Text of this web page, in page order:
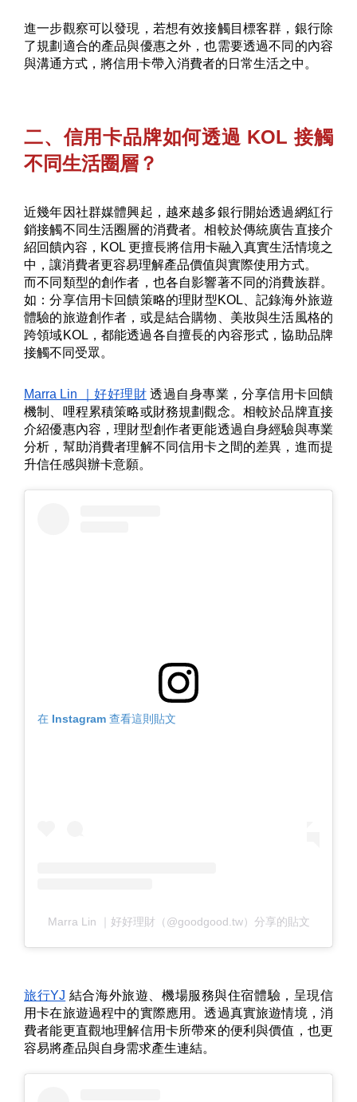
進一步觀察可以發現，若想有效接觸目標客群，銀行除
了規劃適合的產品與優惠之外，也需要透過不同的內容
與溝通方式，將信用卡帶入消費者的日常生活之中。
二、信用卡品牌如何透過 KOL 接觸
不同生活圈層？
近幾年因社群媒體興起，越來越多銀行開始透過網紅行
銷接觸不同生活圈層的消費者。相較於傳統廣告直接介
紹回饋內容，KOL 更擅長將信用卡融入真實生活情境之
中，讓消費者更容易理解產品價值與實際使用方式。
而不同類型的創作者，也各自影響著不同的消費族群。
如：分享信用卡回饋策略的理財型KOL、記錄海外旅遊
體驗的旅遊創作者，或是結合購物、美妝與生活風格的
跨領域KOL，都能透過各自擅長的內容形式，協助品牌
接觸不同受眾。
Marra Lin ｜好好理財 透過自身專業，分享信用卡回饋
機制、哩程累積策略或財務規劃觀念。相較於品牌直接
介紹優惠內容，理財型創作者更能透過自身經驗與專業
分析，幫助消費者理解不同信用卡之間的差異，進而提
升信任感與辦卡意願。
在 Instagram 查看這則貼文
Marra Lin ｜好好理財（@goodgood.tw）分享的貼文
旅行YJ 結合海外旅遊、機場服務與住宿體驗，呈現信
用卡在旅遊過程中的實際應用。透過真實旅遊情境，消
費者能更直觀地理解信用卡所帶來的便利與價值，也更
容易將產品與自身需求產生連結。